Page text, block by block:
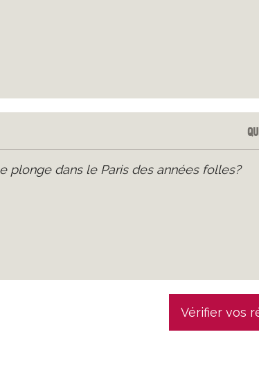
plonge dans le Paris des années folles?
Vérifier vos